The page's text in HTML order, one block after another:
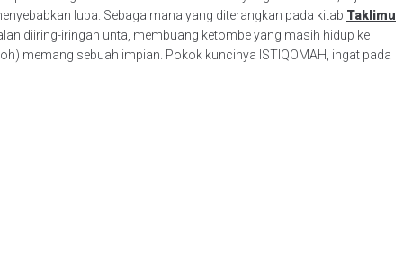
lupa. Sebagaimana yang diterangkan pada kitab Taklimu
diiring-iringan unta, membuang ketombe yang masih hidup ke
memang sebuah impian. Pokok kuncinya ISTIQOMAH, ingat pada